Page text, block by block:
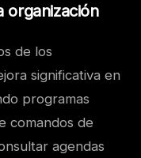
organización
de los
significativa en
programas
comandos de
agendas